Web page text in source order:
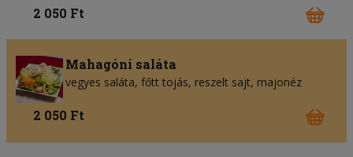
2 050 Ft
Mahagóni saláta
vegyes saláta főtt tojás reszelt sajt majonéz
2 050 Ft